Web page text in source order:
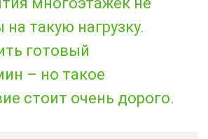
такую нагрузку.
готовый
– но такое
стоит очень дорого.